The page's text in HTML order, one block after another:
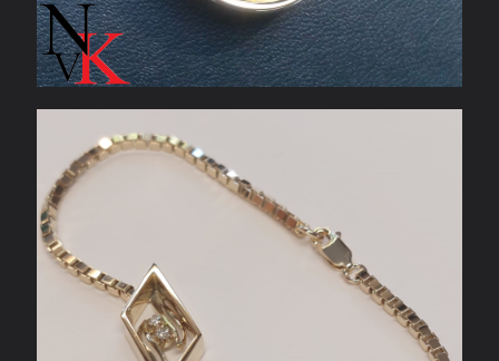
Geelgouden armband met ornament van ring